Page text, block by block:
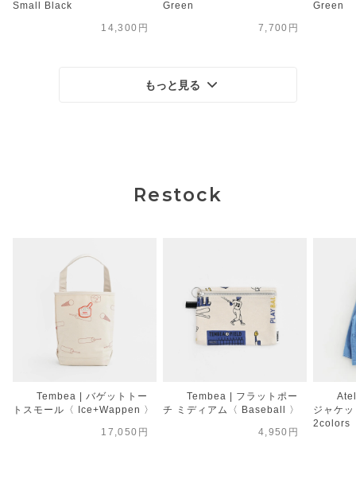
Small Black
14,300円
Green
7,700円
Green
もっと見る
Restock
Tembea | バゲットトー
トスモール〈 Ice+Wappen 〉
17,050円
Tembea | フラットポー
チ ミディアム〈 Baseball 〉
4,950円
ジャケ
2colors